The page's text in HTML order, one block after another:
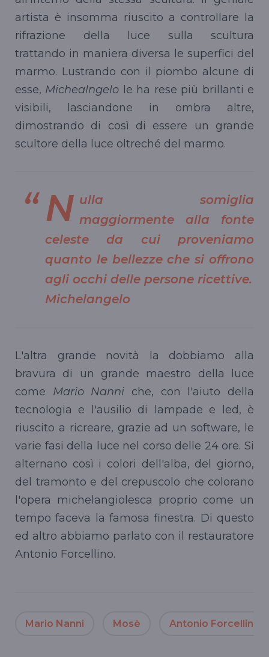
artista è insomma riuscito a controllare la
rifrazione della luce sulla scultura
trattando in maniera diversa le superfici del
marmo. Lustrando con il piombo alcune di
esse, Michealngelo le ha rese più brillanti e
visibili, lasciandone in ombra altre,
dimostrando di così di essere un grande
scultore della luce oltreché del marmo.
N ulla somiglia
maggiormente alla fonte
celeste da cui proveniamo
quanto le bellezze che si offrono
agli occhi delle persone ricettive.
Michelangelo
L'altra grande novità la dobbiamo alla
bravura di un grande maestro della luce
come Mario Nanni che, con l'aiuto della
tecnologia e l'ausilio di lampade e led, è
riuscito a ricreare, grazie ad un software, le
varie fasi della luce nel corso delle 24 ore. Si
alternano così i colori dell'alba, del giorno,
del tramonto e del crepuscolo che colorano
l'opera michelangiolesca proprio come un
tempo faceva la famosa finestra. Di questo
ed altro abbiamo parlato con il restauratore
Antonio Forcellino.
Mario Nanni Mosè Antonio Forcellino